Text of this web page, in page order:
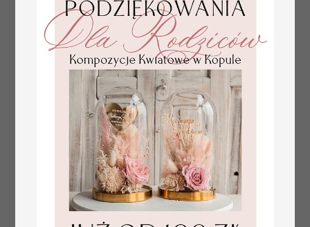
plan stołów
weselnych
usadzenie gości na
weselu, tablica
gości weselnych,
plan stołów na
weselu ze zdjęciem
Pary Młodej, plan
usadzenia gości
weselnych
Promocja:
100 PLN/125.00 PLN